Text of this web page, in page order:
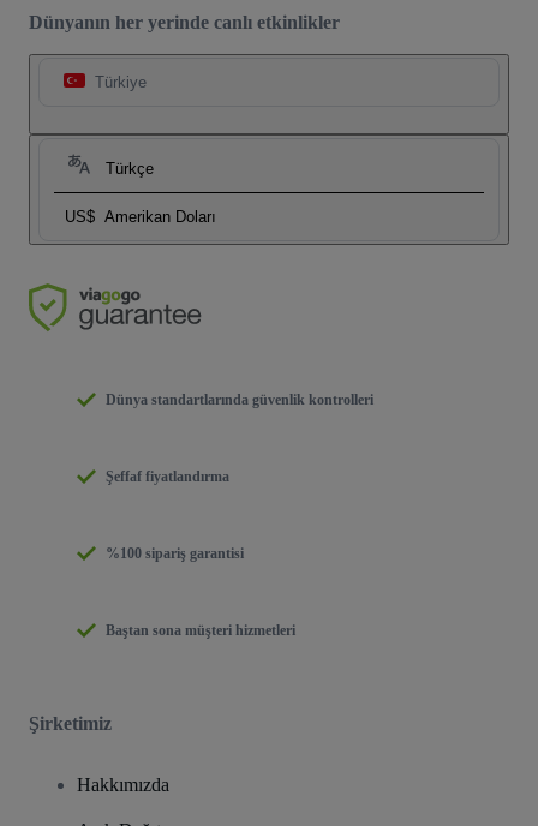
Dünyanın her yerinde canlı etkinlikler
Türkiye
Türkçe
US$ Amerikan Doları
Dünya standartlarında güvenlik kontrolleri
Şeffaf fiyatlandırma
%100 sipariş garantisi
Baştan sona müşteri hizmetleri
Şirketimiz
Hakkımızda